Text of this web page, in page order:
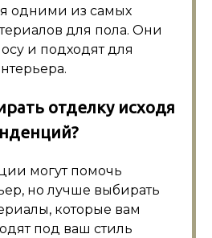
одними из самых
для пола. Они
и подходят для
отделку исходя
могут помочь
но лучше выбирать
которые вам
под ваш стиль